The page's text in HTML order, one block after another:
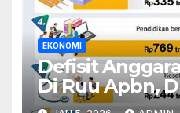
EKONOMI
Defisit
Di Ruu Apbn,
Pemerintah